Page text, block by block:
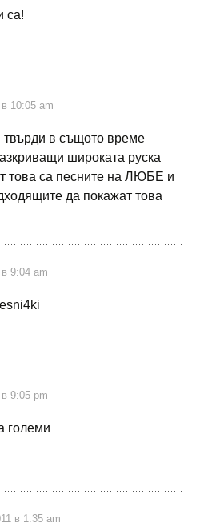
са!
10:05 am
твърди в същото време
широката руска
това са песните на ЛЮБЕ и
да покажат това
9:04 am
9:05 pm
големи
в 1:35 am